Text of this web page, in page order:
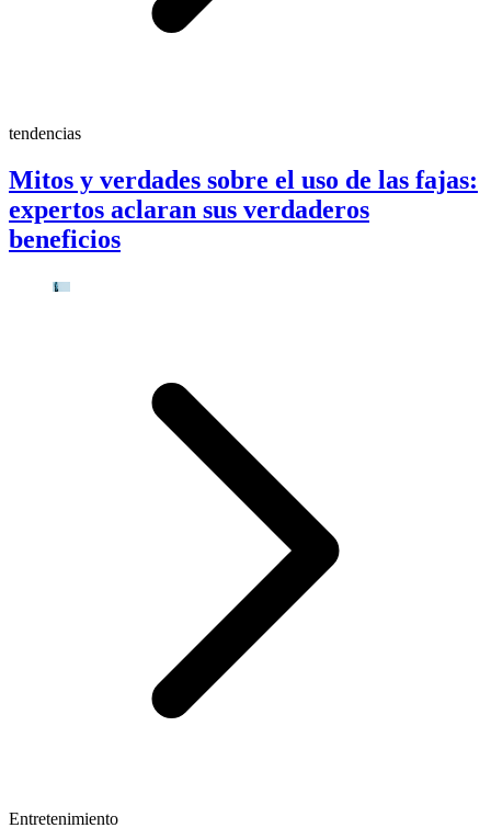
tendencias
Mitos y verdades sobre el uso de las fajas:
expertos aclaran sus verdaderos
beneficios
Entretenimiento